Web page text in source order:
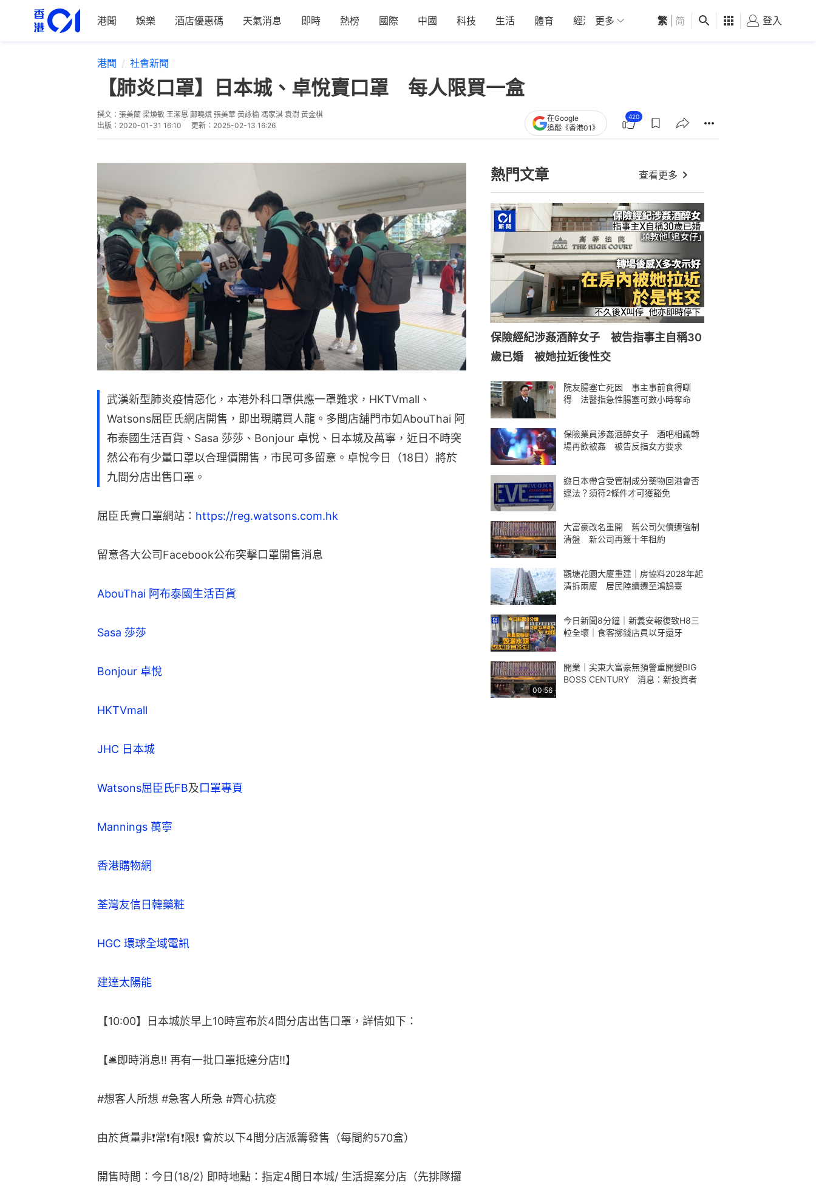
港聞 娛樂 酒店優惠碼 天氣消息 即時 熱榜 國際 中國 科技 生活 體育 經濟 01深圳 觀點 健康 好食玩飛
更多 繁 简 登入
港聞 社會新聞
【肺炎口罩】日本城、卓悅賣口罩 每人限買一盒
撰文： 張美蘭 梁煥敏 王潔恩 鄺曉斌 張美華 黃詠榆 馮家淇 袁澍 黃金棋
出版： 2020-01-31 16:10 更新： 2025-02-13 16:26
在Google
追蹤《香港01》
420
武漢新型肺炎疫情惡化，本港外科口罩供應一罩難求，HKTVmall、
Watsons屈臣氏網店開售，即出現購買人龍。多間店舖門市如AbouThai 阿
布泰國生活百貨、Sasa 莎莎、Bonjour 卓悅、日本城及萬寧，近日不時突
然公布有少量口罩以合理價開售，市民可多留意。卓悅今日（18日）將於
九間分店出售口罩。
屈臣氏賣口罩網站： https://reg.watsons.com.hk
留意各大公司Facebook公布突擊口罩開售消息
AbouThai 阿布泰國生活百貨
Sasa 莎莎
Bonjour 卓悅
HKTVmall
JHC 日本城
Watsons屈臣氏FB及口罩專頁
Mannings 萬寧
香港購物網
荃灣友信日韓藥粧
HGC 環球全域電訊
建達太陽能
【10:00】日本城於早上10時宣布於4間分店出售口罩，詳情如下：
【🛎即時消息‼ 再有一批口罩抵達分店‼】
#想客人所想 #急客人所急 #齊心抗疫
由於貨量非❗常❗有❗限❗ 會於以下4間分店派籌發售（每間約570盒）
開售時間：今日(18/2) 即時地點：指定4間日本城/ 生活提案分店（先排隊攞
熱門文章 查看更多
保險經紀涉姦酒醉女子 被告指事主自稱30
歲已婚 被她拉近後性交
院友腸塞亡死因 事主事前食得瞓
得 法醫指急性腸塞可數小時奪命
保險業員涉姦酒醉女子 酒吧相識轉
場再飲被姦 被告反指女方要求
遊日本帶含受管制成分藥物回港會否
違法？須符2條件才可獲豁免
大富豪改名重開 舊公司欠債遭強制
清盤 新公司再簽十年租約
觀塘花園大廈重建｜房協料2028年起
清拆兩廈 居民陸續遷至鴻鵠臺
今日新聞8分鐘｜新義安報復致H8三
𨋢全壞｜食客擲錢店員以牙還牙
00:56
開業｜尖東大富豪無預警重開變BIG
BOSS CENTURY 消息：新投資者